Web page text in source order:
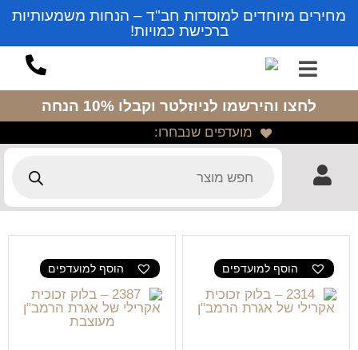
מחירים מיוחדים למוסדות חב"ד – הנחות משמעותיות
ברכישת כמויות!
לחצו והירשמו לניוזלטר וקבלו 10% הנחה
מועדפים שנבחרו:
הוסף למועדפים הוסף למועדפים